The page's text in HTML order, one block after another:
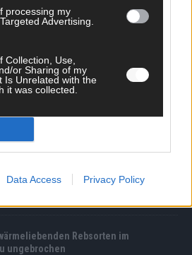
processing my
Advertising.
Collection, Use,
or Sharing of my
Is Unrelated with the
it was collected.
Data Access Privacy Policy
Topmodel: „I’m a star already“:
Rebsorten im
ungebrochen